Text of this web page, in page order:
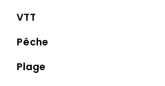
VTT
Pêche
Plage